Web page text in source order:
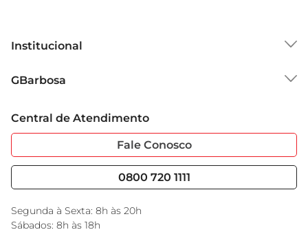
Institucional
Grupo Cencosud
Sobre Privacidade
Portal do Fornecedo
Nossas Lojas
GBarbosa
Garantia Estendida
Serviços
Black Friday
Encarte do Dia
Central de Atendimento
Fale Conosco
0800 720 1111
Segunda à Sexta: 8h às 20h
Sábados: 8h às 18h